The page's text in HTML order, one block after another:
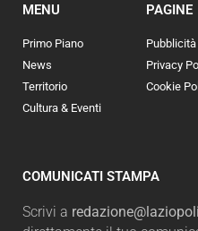
MENU
Primo Piano
News
Territorio
Cultura & Eventi
PAGINE
Pubblicità
Privacy
Cookie
COMUNICATI STAMPA
Scrivi a